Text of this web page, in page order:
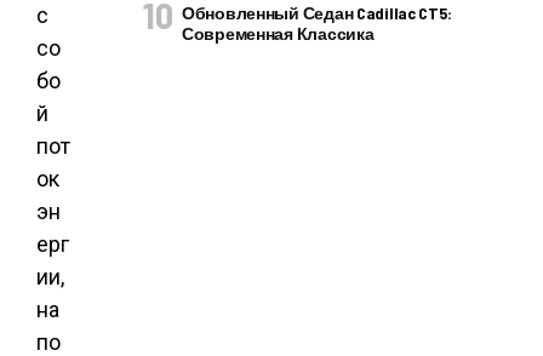
с
со
бо
й
пот
ок
эн
ерг
ии,
на
по
Обновленный Седан Cadillac CT5:
Современная Классика